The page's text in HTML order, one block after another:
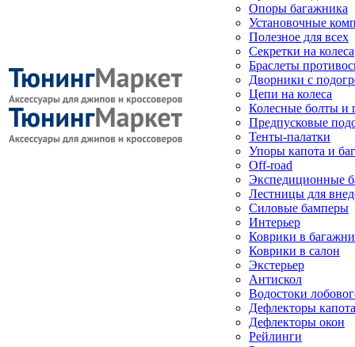
Опоры багажника
Установочные
Полезное для всех
Секретки на колеса
Браслеты
Дворники с
Цепи на колеса
Колесные болты и
Предпусковые
Тенты-палатки
Упоры капота и
Off-road
Экспедиционные
Лестницы для
Силовые бамперы
Интерьер
Коврики в
Коврики в салон
Экстерьер
Антискол
Водостоки
Дефлекторы капота
Дефлекторы окон
Рейлинги